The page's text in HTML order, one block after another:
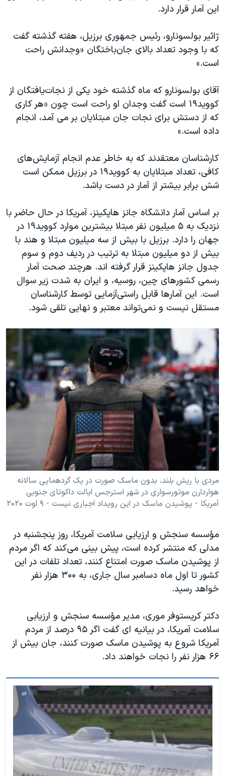
همایش محافظه‌کاران آمریکا «سی‌پک»
صفحه‌های ویژه
این آمار قرار دارد.
ژائیر بولسونارو، رئیس جمهوری برزیل، هفته گذشته گفت
که با وجود تعداد بالای جان‌باختگان «وجدانش راحت
است.»
آقای بولسونارو که ماه گذشته خود یکی از نجات‌یافتگان از
کووید۱۹ است گفت وجدان او راحت است چون «هر کاری
که از دستش برای نجات جان مبتلایان بر می آمد، انجام
داده است.»
کارشناسان معتقدند که به خاطر عدم انجام آزمایش‌های
کافی، تعداد مبتلایان به کووید۱۹ در برزیل ممکن است
شش برابر بیشتر از آمار در دست باشد.
بر اساس آمار دانشگاه جانز هاپکینز، آمریکا در حال حاضر با
نزدیک به ۵ میلیون نفر مبتلا بیشترین موارد کووید۱۹ در
جهان را دارد. برزیل با بیش از سه میلیون مبتلا و هند با
بیش از دو میلیون مبتلا به ترتیب در ردیف دوم و سوم
جدول جانز هاپکینز قرار گرفته ‌اند. هرچند صحت آمار
رسمی کشورهای چین، روسیه، و ایران به شدت زیر سوال
است. این آمارها قابل راستی‌آزمایی توسط کارشناسان
مستقل نیست و نمی‌تواند معتبر و نهایی تلقی شود.
مردی با ریش بلند، بدون ماسک صورت در یک گردهمایی سالانه
هواردارن موتورسواری در شهر استرجس ایالت داکوتای جنوبی
آمریکا - پوشیدن ماسک در این رویداد اجباری نیست - ۹ اوت ۲۰۲۰
مؤسسه سنجش و ارزیابی سلامت آمریکا، روز پنجشنبه در
مدلی که منتشر کرده ‌است، پیش بینی می‌کند که اگر مردم
از پوشیدن ماسک صورت امتناع کنند، تعداد تلفات در این
کشور تا اول ماه دسامبر سال جاری، به ۳۰۰ هزار نفر
خواهد رسید.
دکتر کریستوفر موری، مدیر مؤسسه سنجش و ارزیابی
سلامت آمریکا، در بیانیه ای گفت اگر ۹۵ درصد از مردم
آمریکا شروع به پوشیدن ماسک صورت کنند، جان بیش از
۶۶ هزار نفر را نجات خواهند داد.